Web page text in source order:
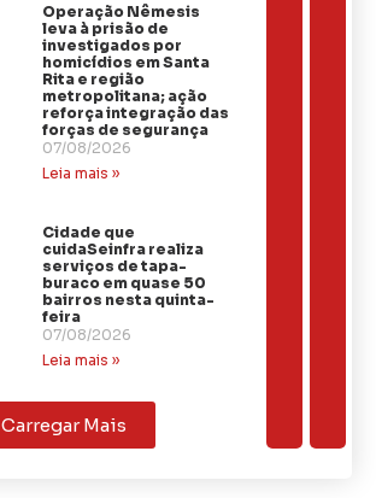
Operação Nêmesis
leva à prisão de
investigados por
homicídios em Santa
Rita e região
metropolitana; ação
reforça integração das
forças de segurança
07/08/2026
Leia mais »
Cidade que
cuidaSeinfra realiza
serviços de tapa-
buraco em quase 50
bairros nesta quinta-
feira
07/08/2026
Leia mais »
Carregar Mais